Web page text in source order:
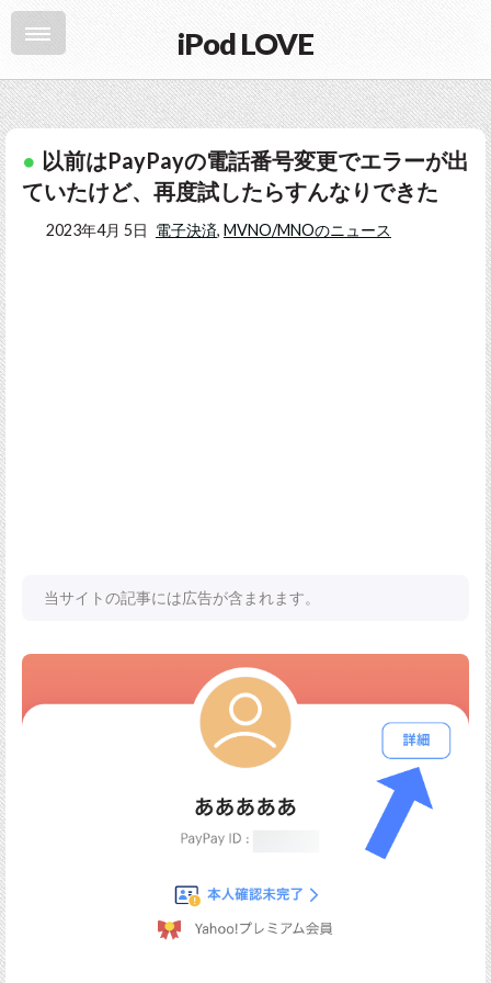
iPod LOVE
以前はPayPayの電話番号変更でエラーが出
ていたけど、再度試したらすんなりできた
2023年4月 5日 電子決済, MVNO/MNOのニュース
当サイトの記事には広告が含まれます。